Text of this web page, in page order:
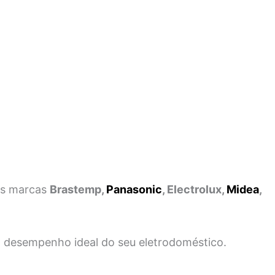
marcas Brastemp, Panasonic, Electrolux, Midea,
ideal do seu eletrodoméstico.